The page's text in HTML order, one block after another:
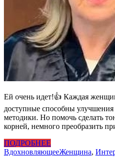
Ей очень идет!👍 Каждая
доступные способны
методики. Но помочь сделать
корней, немного преобразить
ПОДРОБНЕЕ
ВдохновляющееЖенщина,